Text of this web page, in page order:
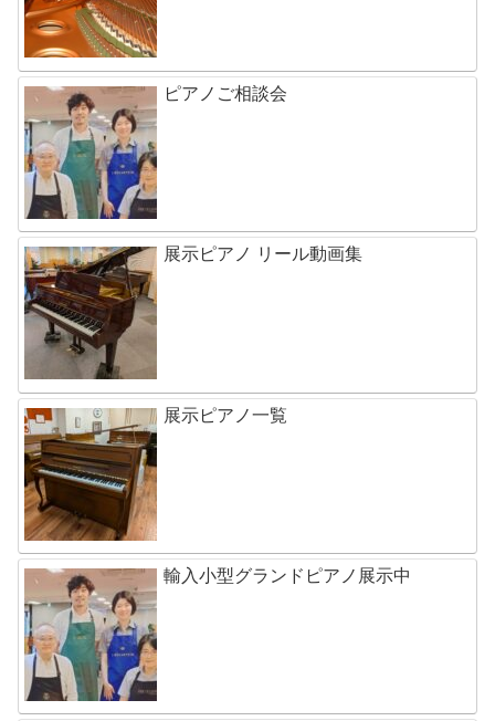
ピアノご相談会
展示ピアノ リール動画集
展示ピアノ一覧
輸入小型グランドピアノ展示中